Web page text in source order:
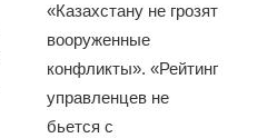
«Казахстану не грозят
вооруженные
конфликты». «Рейтинг
управленцев не
бьется с